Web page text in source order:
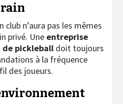
club n’aura pas les mêmes
privé. Une entreprise
pickleball doit toujours
à la fréquence
des joueurs.